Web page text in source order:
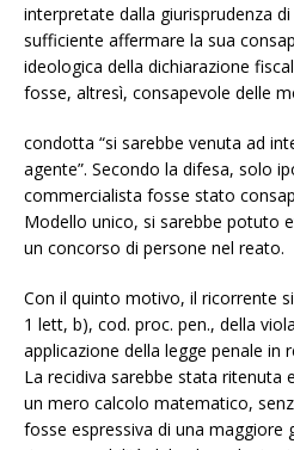
interpretate dalla giurisprudenza
sufficiente affermare la sua
ideologica della dichiarazione
fosse, altresì, consapevole delle
condotta “si sarebbe venuta ad
agente”. Secondo la difesa, solo
commercialista fosse stato
Modello unico, si sarebbe potuto
un concorso di persone nel reato.
Con il quinto motivo, il ricorrente
1 lett, b), cod. proc. pen., della
applicazione della legge penale in
La recidiva sarebbe stata ritenuta
un mero calcolo matematico,
fosse espressiva di una maggiore